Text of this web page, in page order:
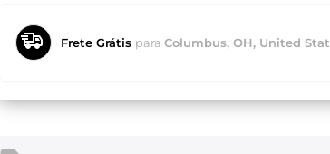
Frete Grátis para Columbus, OH, United